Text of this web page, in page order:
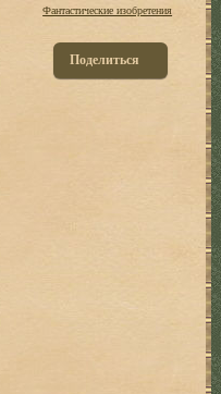
Фантастические изобретения
Поделиться